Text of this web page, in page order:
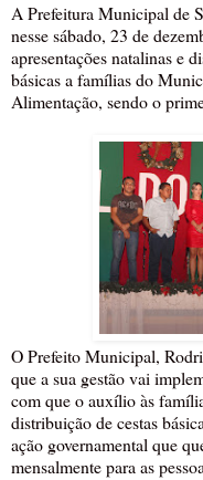
A Prefeitura Municipal de
nesse sábado, 23 de
apresentações natalinas e
básicas a famílias do
Alimentação, sendo o
O Prefeito Municipal,
que a sua gestão vai
com que o auxílio às
distribuição de cestas
ação governamental que
mensalmente para as